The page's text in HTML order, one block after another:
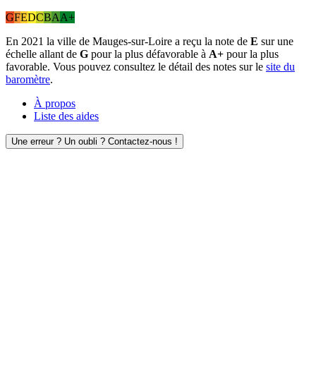
GFEDCBAA+
En 2021 la ville de Mauges-sur-Loire a reçu la note de E sur une
échelle allant de G pour la plus défavorable à A+ pour la plus
favorable. Vous pouvez consultez le détail des notes sur le site du
baromètre.
À propos
Liste des aides
Une erreur ? Un oubli ? Contactez-nous !